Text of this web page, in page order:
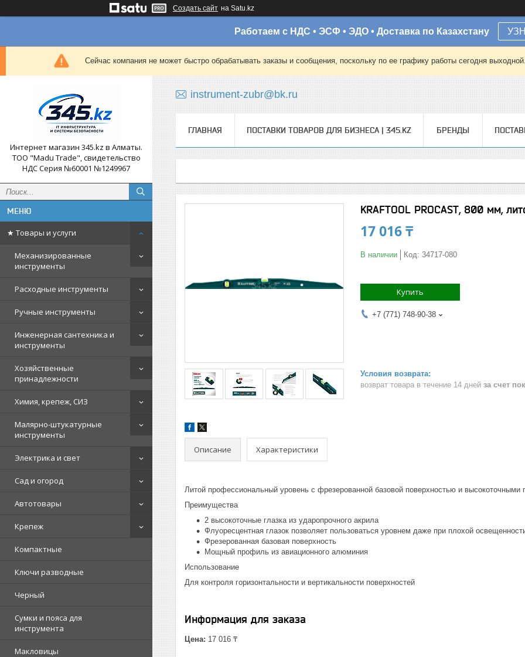
Создать сайт на Satu.kz
Работаем с НДС • ЭСФ • ЭДО • Доставка по Казахстану
Сейчас компания не может быстро обрабатывать заказы и сообщения, поскольку по ее графику работы сегодня
Интернет магазин 345.kz в Алматы.
ТОО "Madu Trade", свидетельство
НДС Серия №60001 №1249967
★ Товары и услуги
Механизированные
инструменты
Расходные инструменты
Ручные инструменты
Инженерная сантехника и
инструменты
Хозяйственные
принадлежности
Химия, крепеж, СИЗ
Малярно-штукатурные
инструменты
Электрика и свет
Сад и огород
Автотовары
Крепеж
Компактные
Ключи разводные
Черный
Сумки и пояса для
инструмента
Макловицы
instrument-zubr@bk.ru
ГЛАВНАЯ ПОСТАВКИ ТОВАРОВ ДЛЯ БИЗНЕСА | 345.KZ БРЕНДЫ
KRAFTOOL PROCAST, 800 мм,
17 016 ₸
В наличии Код: 34717-080
Купить
+7 (771) 748-90-38
возврат товара в течение 14 дней за счет
Описание Характеристики
Литой профессиональный уровень с фрезерованной базовой поверхностью и высокоточными
Преимущества
2 высокоточные глазка из ударопрочного акрила
Флуоресцентная глазок позволяет пользоваться уровнем даже при плохой
Фрезерованная базовая поверхность
Мощный профиль из авиационного алюминия
Использование
Для контроля горизонтальности и вертикальности поверхностей
Информация для заказа
Цена: 17 016 ₸